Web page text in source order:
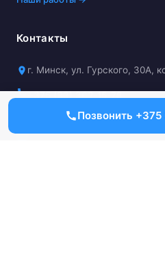
Контакты
г. Минск, ул. Гурского, 30А,
Пн–Пт: 9:00–18:00
Позвонить